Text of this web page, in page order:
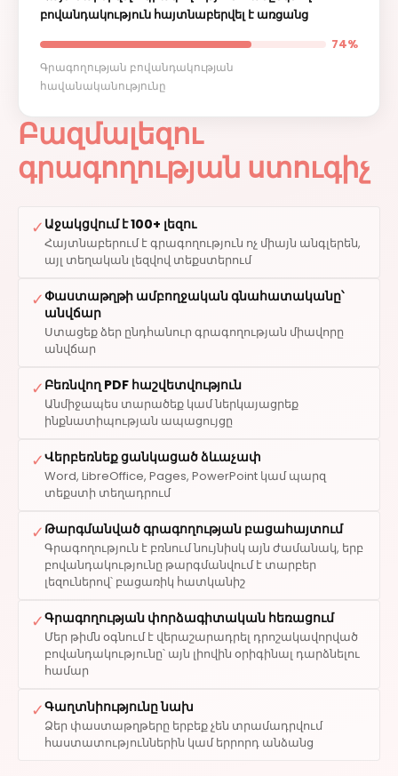
բովանդակություն հայտնաբերվել է առցանց
74%
Գրագողության բովանդակության
հավանականությունը
Բազմալեզու
գրագողության ստուգիչ
✓ Աջակցվում է 100+ լեզու
Հայտնաբերում է գրագողություն ոչ միայն անգլերեն,
այլ տեղական լեզվով տեքստերում
✓Փաստաթղթի ամբողջական գնահատականը՝
անվճար
Ստացեք ձեր ընդհանուր գրագողության միավորը
անվճար
✓ Բեռնվող PDF հաշվետվություն
Անմիջապես տարածեք կամ ներկայացրեք
ինքնատիպության ապացույցը
✓Վերբեռնեք ցանկացած ձևաչափ
Word, LibreOffice, Pages, PowerPoint կամ պարզ
տեքստի տեղադրում
✓ Թարգմանված գրագողության բացահայտում
Գրագողություն է բռնում նույնիսկ այն ժամանակ, երբ
բովանդակությունը թարգմանվում է տարբեր
լեզուներով՝ բացառիկ հատկանիշ
✓Գրագողության փորձագիտական ​​հեռացում
Մեր թիմն օգնում է վերաշարադրել դրոշակավորված
բովանդակությունը՝ այն լիովին օրիգինալ դարձնելու
համար
✓Գաղտնիությունը նախ
Ձեր փաստաթղթերը երբեք չեն տրամադրվում
հաստատություններին կամ երրորդ անձանց